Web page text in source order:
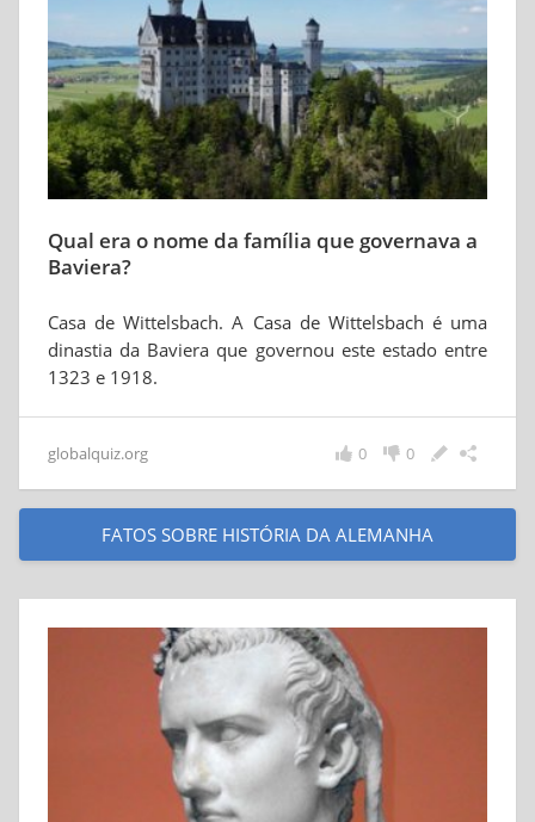
Qual era o nome da família que governava a
Baviera?
Casa de Wittelsbach. A Casa de Wittelsbach é uma
dinastia da Baviera que governou este estado entre
1323 e 1918.
globalquiz.org 0
0
FATOS SOBRE HISTÓRIA DA ALEMANHA